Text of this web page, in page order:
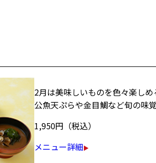
2月は美味しいものを色々楽しめ
公魚天ぷらや金目鯛など旬の味
1,950円（税込）
メニュー詳細